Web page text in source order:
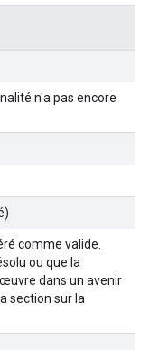
n'a pas encore
comme valide.
ou que la
dans un avenir
section sur la